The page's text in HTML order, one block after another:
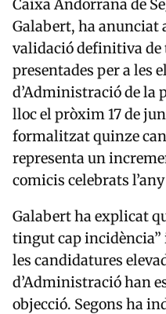
Caixa Andorrana de
Galabert, ha anunciat
validació definitiva de
presentades per a les
d’Administració de la
lloc el pròxim 17 de
formalitzat quinze
representa un
comicis celebrats
Galabert ha explicat
tingut cap incidència”
les candidatures
d’Administració han
objecció. Segons ha